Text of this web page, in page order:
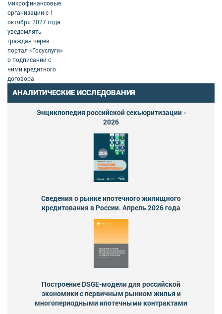
микрофинансовые
организации с 1
октября 2027 года
уведомлять
граждан через
портал «Госуслуги»
о подписании с
ними кредитного
договора
АНАЛИТИЧЕСКИЕ ИССЛЕДОВАНИЯ
Энциклопедия российской секьюритизации -
2026
Сведения о рынке ипотечного жилищного
кредитования в России. Апрель 2026 года
Построение DSGE-модели для российской
экономики с первичным рынком жилья и
многопериодными ипотечными контрактами